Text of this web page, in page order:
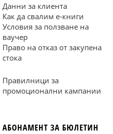
Данни за клиента
Как да свалим е-книги
Условия за ползване на
ваучер
Право на отказ от закупена
стока
Правилници за
промоционални кампании
АБОНАМЕНТ ЗА БЮЛЕТИН